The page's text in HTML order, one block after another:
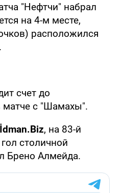
"Нефтчи" набрал
на 4-м месте,
расположился
счет до
матче с "Шамахы".
İdman.Biz, на 83-й
столичной
Брено Алмейда.